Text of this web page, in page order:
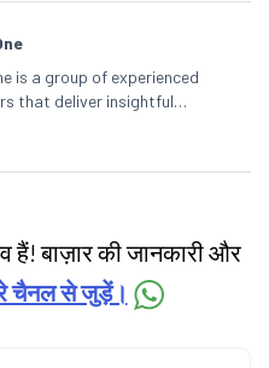
is a group of experienced
that deliver insightful
market, IPO, economy,
हैं! बाज़ार की जानकारी और
चैनल से जुड़ें।